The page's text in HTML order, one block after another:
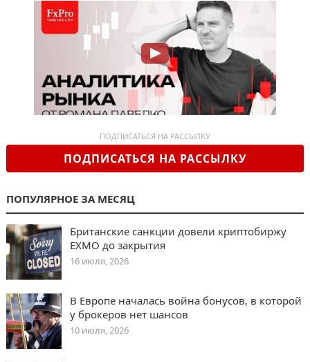
ПОДПИСАТЬСЯ НА РАССЫЛКУ
ПОДПИСАТЬСЯ НА РАССЫЛКУ
ПОПУЛЯРНОЕ ЗА МЕСЯЦ
Британские санкции довели криптобиржу
EXMO до закрытия
16 июля, 2026
В Европе началась война бонусов, в которой
у брокеров нет шансов
10 июля, 2026